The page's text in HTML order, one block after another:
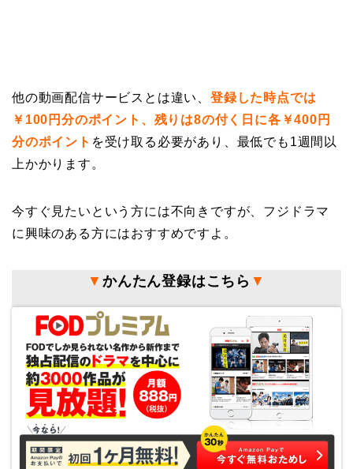
他の動画配信サービスとは違い、 登録した時点では
￥100円分のポイント、残りは8の付く日に各￥400円
分のポイント を受け取る必要があり、最低でも1週間以
上かかります。
今すぐ見たいという方には不向きですが、フジドラマ
に興味のある方にはおすすめですよ。
▼ かんたん登録はこちら ▼